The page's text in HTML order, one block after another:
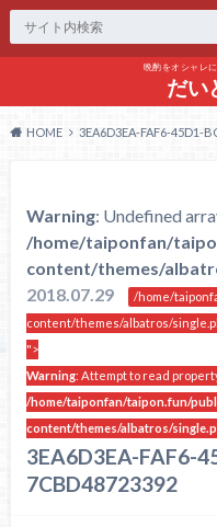
晩酌をオシャレ
だい
HOME 3EA6D3EA-FAF6-45D1-
Warning: Undefined
/home/taiponfan/
content/themes/
2018.07.29
/home/
content/themes/albatros/
">
Warning: Attempt to read
/home/taiponfan/taipon.fun/
content/themes/albatros/
3EA6D3EA-FAF6-
7CBD48723392